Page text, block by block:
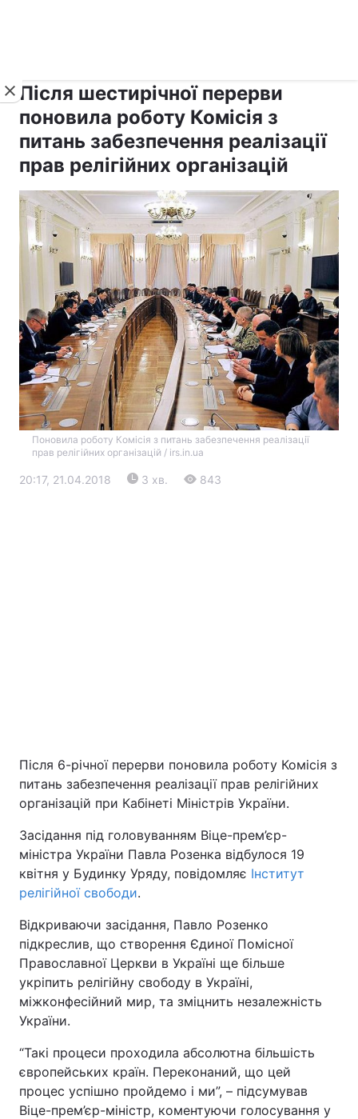
Дніпро Харків
Спорт Наука
Техно і зв'язок Лайт
Зброя Інциденти
Здоров'я Туризм
Цікавинки Погода
Відео з Youtube Статті
Після шестирічної перерви
поновила роботу Комісія з
питань забезпечення реалізації
прав релігійних організацій
Поновила роботу Комісія з питань забезпечення реалізації
прав релігійних організацій / irs.in.ua
20:17, 21.04.2018 3 хв. 843
Після 6-річної перерви поновила роботу Комісія з
питань забезпечення реалізації прав релігійних
організацій при Кабінеті Міністрів України.
Засідання під головуванням Віце-прем’єр-
міністра України Павла Розенка відбулося 19
квітня у Будинку Уряду, повідомляє Інститут
релігійної свободи.
Відкриваючи засідання, Павло Розенко
підкреслив, що створення Єдиної Помісної
Православної Церкви в Україні ще більше
укріпить релігійну свободу в Україні,
міжконфесійний мир, та зміцнить незалежність
України.
“Такі процеси проходила абсолютна більшість
європейських країн. Переконаний, що цей
процес успішно пройдемо і ми”, – підсумував
Віце-прем’єр-міністр, коментуючи голосування у